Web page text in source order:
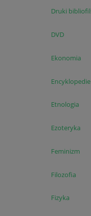
Druki
DVD
Ekonomia
Etnologia
Ezoteryka
Feminizm
Filozofia
Fizyka